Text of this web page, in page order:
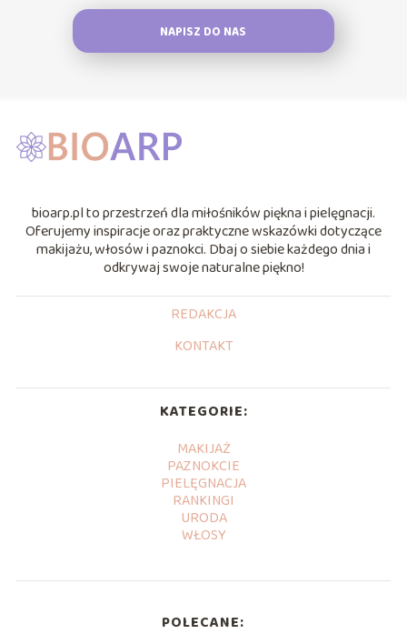
NAPISZ DO NAS
bioarp.pl to przestrzeń dla miłośników piękna i pielęgnacji.
Oferujemy inspiracje oraz praktyczne wskazówki dotyczące
makijażu, włosów i paznokci. Dbaj o siebie każdego dnia i
odkrywaj swoje naturalne piękno!
REDAKCJA
KONTAKT
KATEGORIE:
MAKIJAŻ
PAZNOKCIE
PIELĘGNACJA
RANKINGI
URODA
WŁOSY
POLECANE: